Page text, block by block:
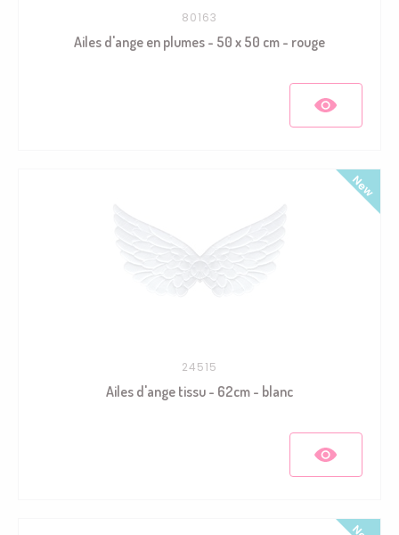
80163
Ailes d'ange en plumes - 50 x 50 cm - rouge
24515
Ailes d'ange tissu - 62cm - blanc